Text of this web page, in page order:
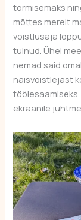
tormisemaks
mõttes merelt
võistlusaja
tulnud. Ühel
nemad said
naisvõistlejast
ekraanile